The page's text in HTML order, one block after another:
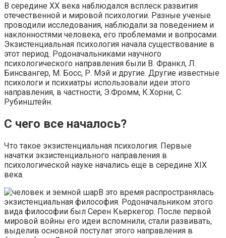
В середине ХХ века наблюдался всплеск развития
отечественной и мировой психологии. Разные ученые
проводили исследования, наблюдали за поведением и
наклонностями человека, его проблемами и вопросами.
Экзистенциальная психология начала существование в
этот период. Родоначальниками научного
психологического направления были В. Франкл, Л.
Бинсвангер, М. Босс, Р. Мэй и другие. Другие известные
психологи и психиатры использовали идеи этого
направления, в частности, Э.Фромм, К.Хорни, С.
Рубинштейн.
С чего все началось?
Что такое экзистенциальная психология. Первые
начатки экзистенциального направления в
психологической науке начались еще в середине ХIХ
века.
В это время распространялась
экзистенциальная философия. Родоначальником этого
вида философии был Серен Кьеркегор. После первой
мировой войны его идеи вспомнили, стали развивать,
выделив основной постулат этого направления в